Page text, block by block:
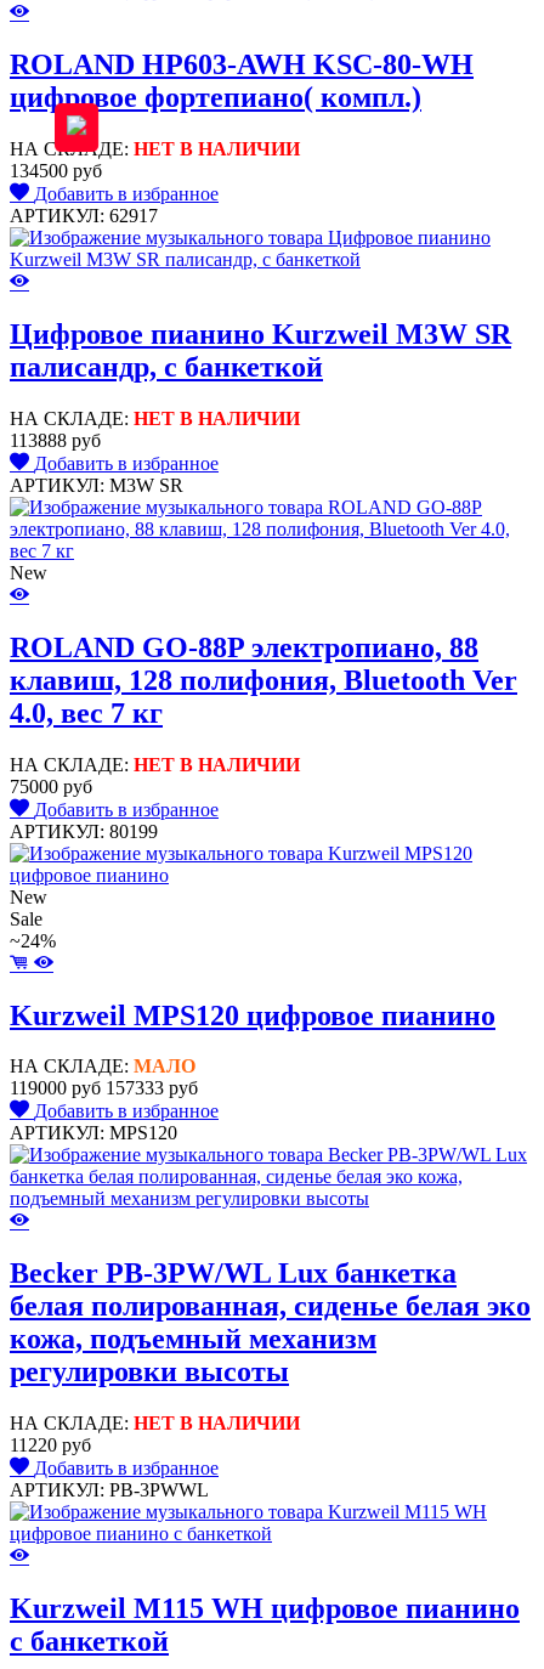
ROLAND HP603-AWH KSC-80-WH
цифровое фортепиано( компл.)
НА СКЛАДЕ: НЕТ В НАЛИЧИИ
134500 руб
Добавить в избранное
АРТИКУЛ: 62917
Цифровое пианино Kurzweil M3W SR
палисандр, с банкеткой
НА СКЛАДЕ: НЕТ В НАЛИЧИИ
113888 руб
Добавить в избранное
АРТИКУЛ: M3W SR
New
ROLAND GO-88P электропиано, 88
клавиш, 128 полифония, Bluetooth Ver
4.0, вес 7 кг
НА СКЛАДЕ: НЕТ В НАЛИЧИИ
75000 руб
Добавить в избранное
АРТИКУЛ: 80199
New
Sale
~24%
Kurzweil MPS120 цифровое пианино
НА СКЛАДЕ: МАЛО
119000 руб 157333 руб
Добавить в избранное
АРТИКУЛ: MPS120
Becker PB-3PW/WL Lux банкетка
белая полированная, сиденье белая эко
кожа, подъемный механизм
регулировки высоты
НА СКЛАДЕ: НЕТ В НАЛИЧИИ
11220 руб
Добавить в избранное
АРТИКУЛ: PB-3PWWL
Kurzweil M115 WH цифровое пианино
с банкеткой